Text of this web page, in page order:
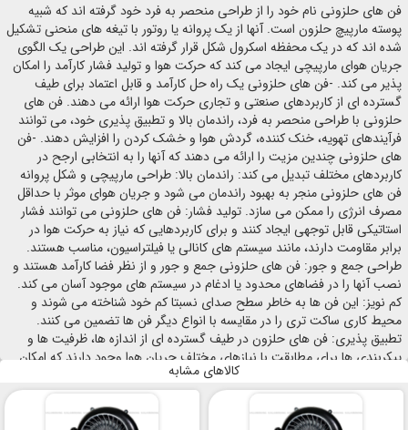
فن های حلزونی نام خود را از طراحی منحصر به فرد خود گرفته اند که شبیه
پوسته مارپیچ حلزون است. آنها از یک پروانه یا روتور با تیغه های منحنی تشکیل
شده اند که در یک محفظه اسکرول شکل قرار گرفته اند. این طراحی یک الگوی
جریان هوای مارپیچی ایجاد می کند که حرکت هوا و تولید فشار کارآمد را امکان
پذیر می کند. -فن های حلزونی یک راه حل کارآمد و قابل اعتماد برای طیف
گسترده ای از کاربردهای صنعتی و تجاری حرکت هوا ارائه می دهند. فن های
حلزونی با طراحی منحصر به فرد، راندمان بالا و تطبیق پذیری خود، می توانند
فرآیندهای تهویه، خنک کننده، گردش هوا و خشک کردن را افزایش دهند. -فن
های حلزونی چندین مزیت را ارائه می دهند که آنها را به انتخابی ارجح در
کاربردهای مختلف تبدیل می کند: راندمان بالا: طراحی مارپیچی و شکل پروانه
فن های حلزونی منجر به بهبود راندمان می شود و جریان هوای موثر با حداقل
مصرف انرژی را ممکن می سازد. تولید فشار: فن های حلزونی می توانند فشار
استاتیکی قابل توجهی ایجاد کنند و برای کاربردهایی که نیاز به حرکت هوا در
برابر مقاومت دارند، مانند سیستم های کانالی یا فیلتراسیون، مناسب هستند.
طراحی جمع و جور: فن های حلزونی جمع و جور و از نظر فضا کارآمد هستند و
نصب آنها را در فضاهای محدود یا ادغام در سیستم های موجود آسان می کند.
کم نویز: این فن ها به خاطر سطح صدای نسبتا کم خود شناخته می شوند و
محیط کاری ساکت تری را در مقایسه با انواع دیگر فن ها تضمین می کنند.
تطبیق پذیری: فن های حلزون در طیف گسترده ای از اندازه ها، ظرفیت ها و
پیکربندی ها برای مطابقت با نیازهای مختلف جریان هوا وجود دارند که امکان
سفارشی سازی بر اساس نیازهای خاص را فراهم می کند.
کالاهای مشابه